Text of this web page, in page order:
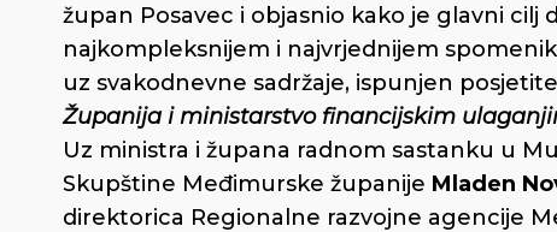
župan Posavec i objasnio kako je glavni
najkompleksnijem i najvrjednijem
uz svakodnevne sadržaje, ispunjen
Županija i ministarstvo financijskim
Uz ministra i župana radnom sastanku u
Skupštine Međimurske županije Mladen
direktorica Regionalne razvojne agencije